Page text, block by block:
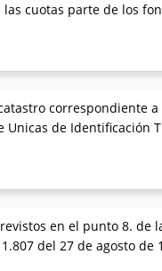
cuotas parte de los
correspondiente
Unicas de Identificación
en el punto 8. de
del 27 de agosto